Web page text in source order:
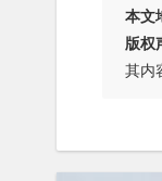
本文
版权
其内